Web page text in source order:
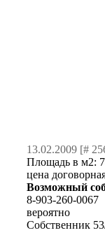
13.02.2009 [#
Площадь в м2:
цена
Возможный
8-903-260-0067
вероятно
Собственник 53